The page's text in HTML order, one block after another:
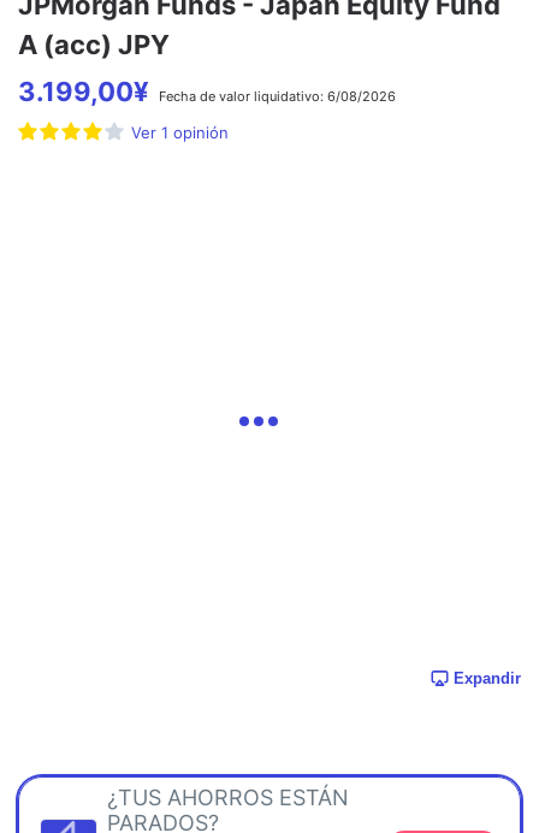
A (acc) JPY
3.199,00¥ Fecha de valor liquidativo: 6/08/2026
Ver 1 opinión
Expandir
¿TUS AHORROS ESTÁN
PARADOS?